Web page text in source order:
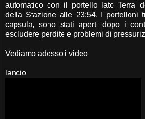
automatico con il portello lato Terra
della Stazione alle 23:54. I portelloni
capsula, sono stati aperti dopo i
escludere perdite e problemi di
Vediamo adesso i video
lancio